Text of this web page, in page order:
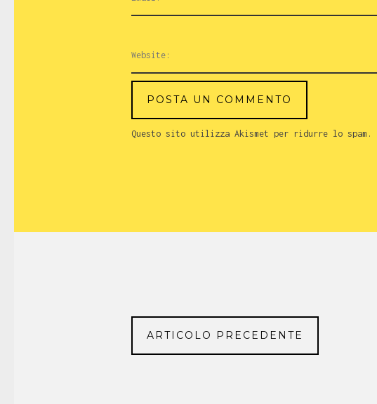
Questo sito utilizza Akismet per ridurre lo spam.
ARTICOLO PRECEDENTE